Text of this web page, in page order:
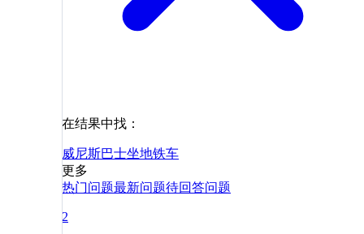
在结果中找：
威尼斯巴士坐地铁车
更多
热门问题最新问题待回答问题
2